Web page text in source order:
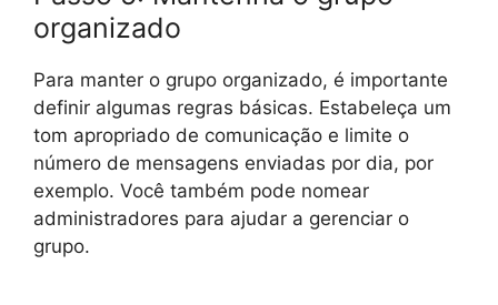
organizado
Para manter o grupo organizado, é importante
definir algumas regras básicas. Estabeleça um
tom apropriado de comunicação e limite o
número de mensagens enviadas por dia, por
exemplo. Você também pode nomear
administradores para ajudar a gerenciar o
grupo.